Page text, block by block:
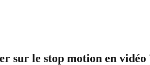
sur le stop motion en vidéo